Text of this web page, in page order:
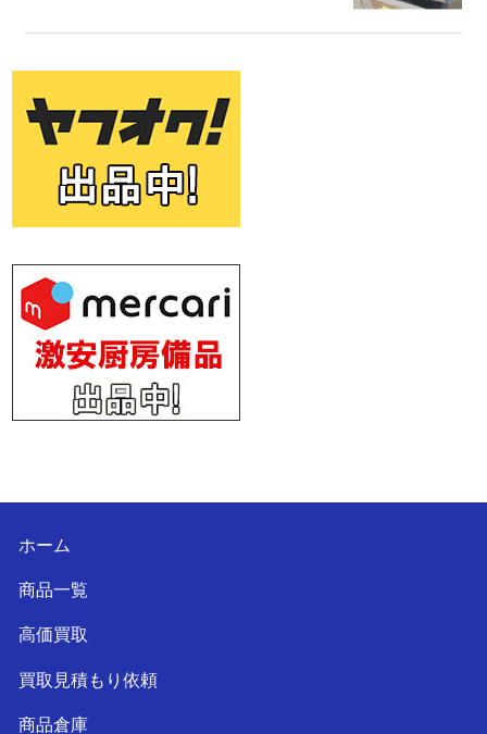
ホーム
商品一覧
高価買取
買取見積もり依頼
商品倉庫